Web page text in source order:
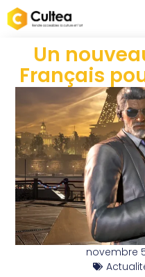
Un
Français
novembre